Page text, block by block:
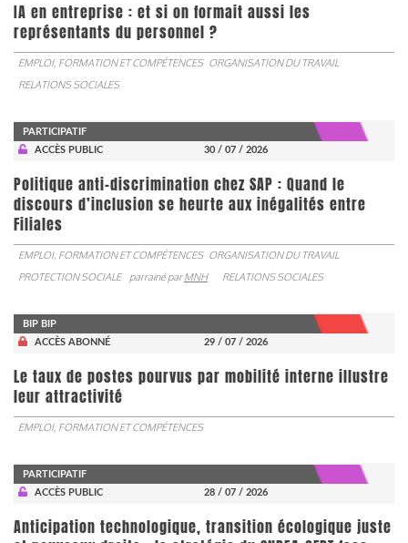
IA en entreprise : et si on formait aussi les
représentants du personnel ?
EMPLOI, FORMATION ET COMPÉTENCES ORGANISATION DU TRAVAIL
RELATIONS SOCIALES
PARTICIPATIF
ACCÈS PUBLIC
30 / 07 / 2026
Politique anti-discrimination chez SAP : Quand le
discours d’inclusion se heurte aux inégalités entre
Filiales
EMPLOI, FORMATION ET COMPÉTENCES ORGANISATION DU TRAVAIL
PROTECTION SOCIALE
parrainé parMNH RELATIONS SOCIALES
BIP BIP
ACCÈS ABONNÉ
29 / 07 / 2026
Le taux de postes pourvus par mobilité interne illustre
leur attractivité
EMPLOI, FORMATION ET COMPÉTENCES
PARTICIPATIF
ACCÈS PUBLIC
28 / 07 / 2026
Anticipation technologique, transition écologique juste